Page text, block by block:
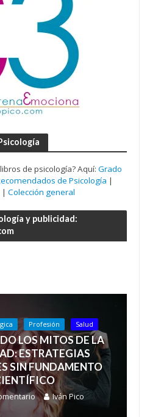
de psicología? Aquí: Grado
de Psicología |
| Colección general
y publicidad:
Profesión Salud
LOS MITOS DE LA
ESTRATEGIAS
SIN FUNDAMENTO
Iván Pico